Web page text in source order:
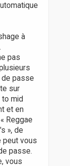
à
pas
passe
sur
mid
et en
Reggae
», de
peut vous
passe.
vous